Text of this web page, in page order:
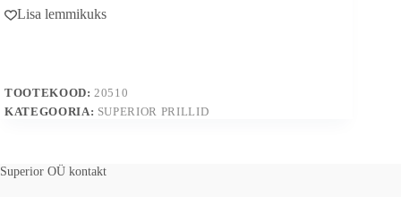
Lisa lemmikuks
TOOTEKOOD: 20510
KATEGOORIA: SUPERIOR PRILLID
Superior OÜ kontakt